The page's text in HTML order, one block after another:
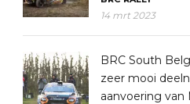
14 mrt 2023
BRC South
zeer mooi
aanvoering